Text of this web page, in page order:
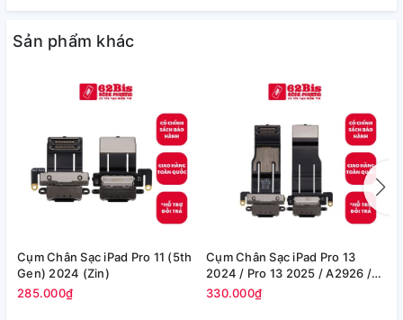
Sản phẩm khác
Cụm Chân Sạc iPad Pro 11 (5th
Gen) 2024 (Zin)
285.000₫
Cụm Chân Sạc iPad Pro 13
2024 / Pro 13 2025 / A2926 /
A2925 (Zin)
330.000₫